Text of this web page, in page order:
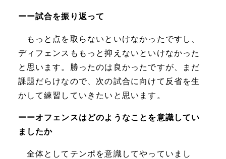
ーー試合を振り返って
もっと点を取らないといけなかったですし、
ディフェンスももっと抑えないといけなかった
と思います。勝ったのは良かったですが、まだ
課題だらけなので、次の試合に向けて反省を生
かして練習していきたいと思います。
ーーオフェンスはどのようなことを意識してい
ましたか
全体としてテンポを意識してやっていまし